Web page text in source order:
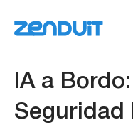
IA a Bordo:
Seguridad